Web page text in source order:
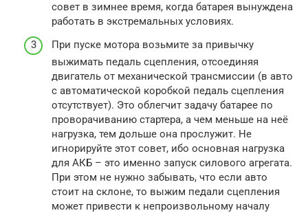
совет в зимнее время, когда батарея вынуждена
работать в экстремальных условиях.
При пуске мотора возьмите за привычку
выжимать педаль сцепления, отсоединяя
двигатель от механической трансмиссии (в авто
с автоматической коробкой педаль сцепления
отсутствует). Это облегчит задачу батарее по
проворачиванию стартера, а чем меньше на неё
нагрузка, тем дольше она прослужит. Не
игнорируйте этот совет, ибо основная нагрузка
для АКБ – это именно запуск силового агрегата.
При этом не нужно забывать, что если авто
стоит на склоне, то выжим педали сцепления
может привести к непроизвольному началу